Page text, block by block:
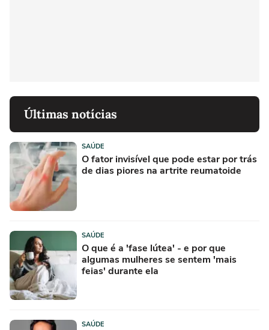
Últimas notícias
SAÚDE
O fator invisível que pode estar por trás
de dias piores na artrite reumatoide
SAÚDE
O que é a 'fase lútea' - e por que
algumas mulheres se sentem 'mais
feias' durante ela
SAÚDE